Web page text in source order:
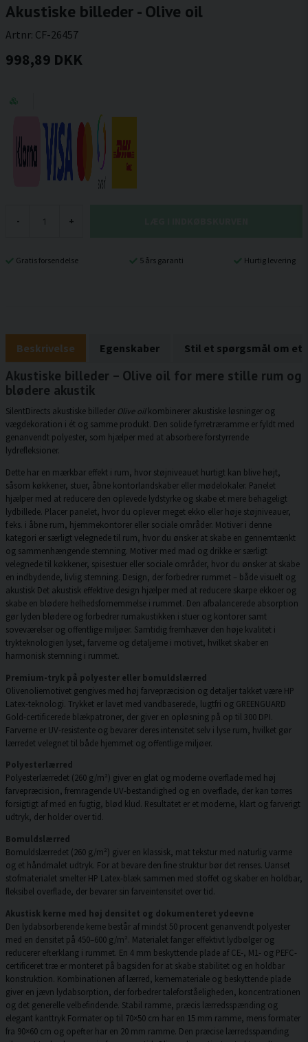
Akustiske billeder - Olive oil
Artnr: CF-26457
998,89 DKK
- +
Gratis forsendelse 5 års garanti Hurtig levering
Beskrivelse Egenskaber Stil et spørgsmål om et
Akustiske billeder – Olive oil for mere stille rum og
blødere akustik
SilentDirects akustiske billeder Olive oilkombinerer akustiske løsninger og
vægdekoration i ét og samme produkt. Den solide fyrretræramme er fyldt med
genanvendt polyester, som hjælper med at absorbere forstyrrende
lydrefleksioner.
Dette har en mærkbar effekt i rum, hvor støjniveauet hurtigt kan blive højt,
såsom køkkener, stuer, åbne kontorlandskaber eller mødelokaler. Panelet
hjælper med at reducere den oplevede lydstyrke og skabe et mere behageligt
lydbillede. Placer panelet, hvor du oplever meget ekko eller høje støjniveauer,
f.eks. i åbne rum, hjemmekontorer eller sociale områder. Motiver i denne
kategori er særligt velegnede til rum, hvor du ønsker at skabe en gennemtænkt
og sammenhængende stemning. Motiver med mad og drikke er særligt
velegnede til køkkener, spisestuer eller sociale områder, hvor du ønsker at skabe
en indbydende, livlig stemning. Design, der forbedrer rummet – både visuelt og
akustisk Det akustisk effektive design hjælper med at reducere skarpe ekkoer og
skabe en blødere helhedsfornemmelse i rummet. Den afbalancerede absorption
gør lyden blødere og forbedrer rumakustikken i stuer og kontorer samt
soveværelser og offentlige miljøer. Samtidig fremhæver den høje kvalitet i
trykteknologien lyset, farverne og detaljerne i motivet, hvilket skaber en
harmonisk stemning i rummet.
Premium-tryk på polyester eller bomuldslærred
Olivenoliemotivet gengives med høj farvepræcision og detaljer takket være HP
Latex-teknologi. Trykket er lavet med vandbaserede, lugtfri og GREENGUARD
Gold-certificerede blækpatroner, der giver en opløsning på op til 300 DPI.
Farverne er UV-resistente og bevarer deres intensitet selv i lyse rum, hvilket gør
lærredet velegnet til både hjemmet og offentlige miljøer.
Polyesterlærred
Polyesterlærredet (260 g/m²) giver en glat og moderne overflade med høj
farvepræcision, fremragende UV-bestandighed og en overflade, der kan tørres
forsigtigt af med en fugtig, blød klud. Resultatet er et moderne, klart og farverigt
udtryk, der holder over tid.
Bomuldslærred
Bomuldslærredet (260 g/m²) giver en klassisk, mat tekstur med naturlig varme
og et håndmalet udtryk. For at bevare den fine struktur bør det renses. Uanset
stofmaterialet smelter HP Latex-blæk sammen med stoffet og skaber en holdbar,
fleksibel overflade, der bevarer sin farveintensitet over tid.
Akustisk kerne med høj densitet og dokumenteret ydeevne
Den lydabsorberende kerne består af mindst 50 procent genanvendt polyester
med en densitet på 450–600 g/m². Materialet fanger effektivt lydbølger og
reducerer efterklang i rummet. En 4 mm beskyttende plade af CE-, M1- og PEFC-
certificeret træ er monteret på bagsiden for at skabe stabilitet og en holdbar
konstruktion. Kombinationen af lærred, kernemateriale og beskyttende plade
giver en jævn lydabsorption, der forbedrer taleforståeligheden, koncentrationen
og det generelle velbefindende. Stabil ramme, præcis lærredsspænding og
elegant kanttryk Formater op til 70×50 cm har en 15 mm ramme, mens formater
fra 90×60 cm og opefter har en 20 mm ramme. Den præcise lærredsspænding